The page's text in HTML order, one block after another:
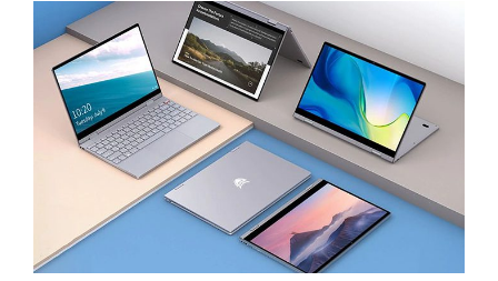
DualShock
4
vezetéknélküli
kontroller
olcsón